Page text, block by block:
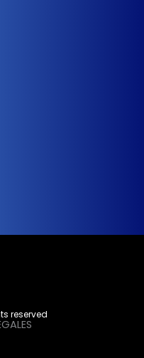
reserved